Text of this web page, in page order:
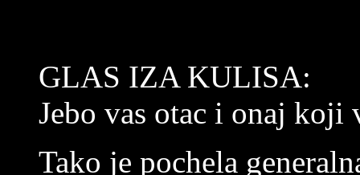
GLAS IZA KULISA:
Jebo vas otac i onaj koji
Tako je pochela